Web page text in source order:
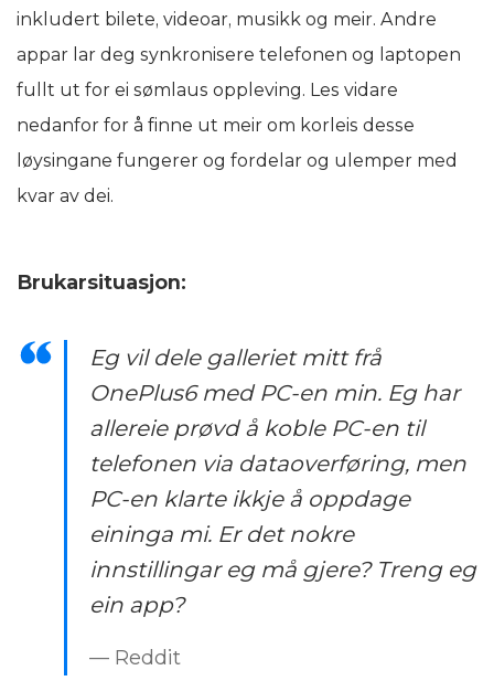
inkludert bilete, videoar, musikk og meir. Andre
appar lar deg synkronisere telefonen og laptopen
fullt ut for ei sømlaus oppleving. Les vidare
nedanfor for å finne ut meir om korleis desse
løysingane fungerer og fordelar og ulemper med
kvar av dei.
Brukarsituasjon:
Eg vil dele galleriet mitt frå
OnePlus6 med PC-en min. Eg har
allereie prøvd å koble PC-en til
telefonen via dataoverføring, men
PC-en klarte ikkje å oppdage
eininga mi. Er det nokre
innstillingar eg må gjere? Treng eg
ein app?
— Reddit